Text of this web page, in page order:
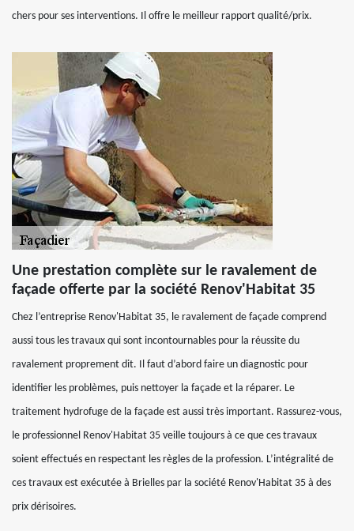
chers pour ses interventions. Il offre le meilleur rapport qualité/prix.
Une prestation complète sur le ravalement de
façade offerte par la société Renov'Habitat 35
Chez l’entreprise Renov'Habitat 35, le ravalement de façade comprend
aussi tous les travaux qui sont incontournables pour la réussite du
ravalement proprement dit. Il faut d’abord faire un diagnostic pour
identifier les problèmes, puis nettoyer la façade et la réparer. Le
traitement hydrofuge de la façade est aussi très important. Rassurez-vous,
le professionnel Renov'Habitat 35 veille toujours à ce que ces travaux
soient effectués en respectant les règles de la profession. L’intégralité de
ces travaux est exécutée à Brielles par la société Renov'Habitat 35 à des
prix dérisoires.